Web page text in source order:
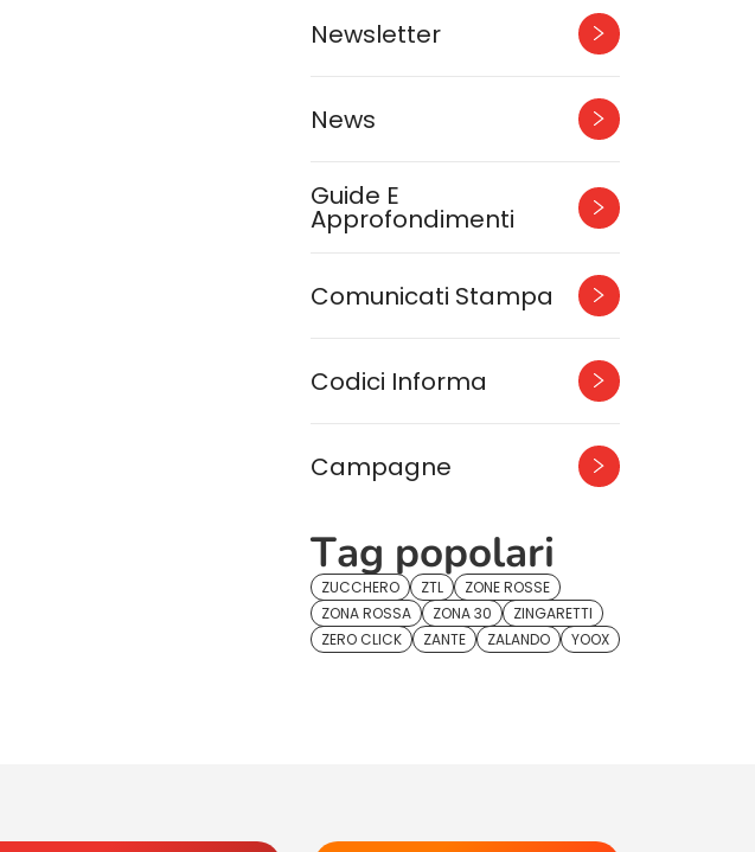
Newsletter
News
Guide E
Approfondimenti
Comunicati Stampa
Codici Informa
Campagne
Tag popolari
ZUCCHERO ZTL
ZONE ROSSE
ZONA ROSSA
ZONA 30
ZINGARETTI
ZERO CLICK
ZANTE ZALANDO YOOX